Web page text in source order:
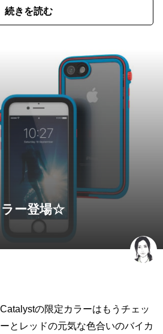
続きを読む
ー登場☆
の限定カラーはもうチェッ
とレッドの元気な色合いのバイカ